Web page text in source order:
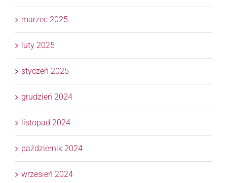
marzec 2025
luty 2025
styczeń 2025
grudzień 2024
listopad 2024
październik 2024
wrzesień 2024